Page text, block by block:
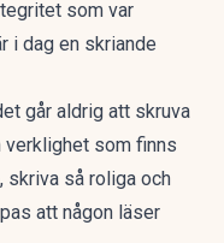
som var
i dag en skriande
går aldrig att skruva
verklighet som finns
skriva så roliga och
att någon läser